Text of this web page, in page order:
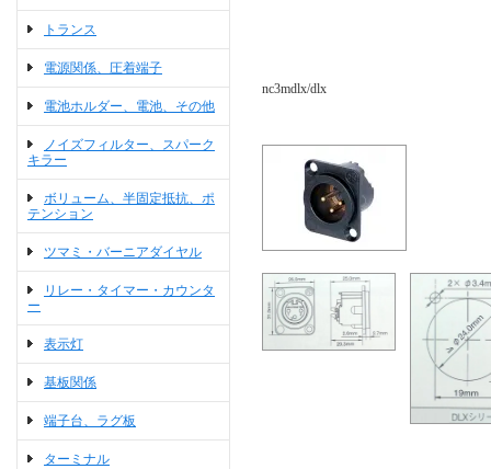
トランス
電源関係、圧着端子
電池ホルダー、電池、その他
ノイズフィルター、スパーク
キラー
ボリューム、半固定抵抗、ポ
テンション
ツマミ・バーニアダイヤル
リレー・タイマー・カウンタ
ー
表示灯
基板関係
端子台、ラグ板
ターミナル
nc3mdlx/dlx